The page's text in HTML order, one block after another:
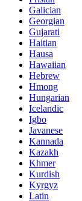
Galician
Georgian
Gujarati
Haitian
Hausa
Hawaiian
Hebrew
Hmong
Hungarian
Icelandic
Igbo
Javanese
Kannada
Kazakh
Khmer
Kurdish
Kyrgyz
Latin